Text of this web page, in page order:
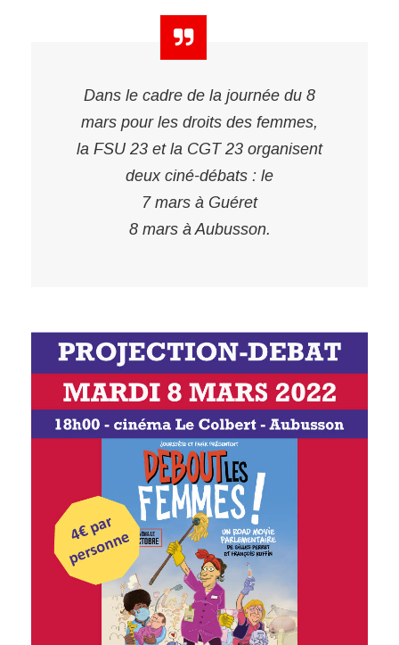
Dans le cadre de la journée du 8
mars pour les droits des femmes,
la FSU 23 et la CGT 23 organisent
deux ciné-débats : le
7 mars à Guéret
8 mars à Aubusson.